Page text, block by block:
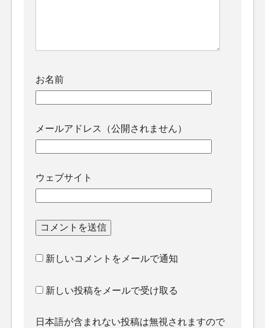
お名前
メールアドレス（公開されません）
ウェブサイト
新しいコメントをメールで通知
新しい投稿をメールで受け取る
日本語が含まれない投稿は無視されますので